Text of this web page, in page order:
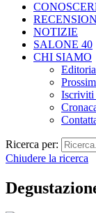
NOTIZIE
SALONE 40
CHI SIAMO
Iscriviti
Ricerca per:
Chiudere la ricerca